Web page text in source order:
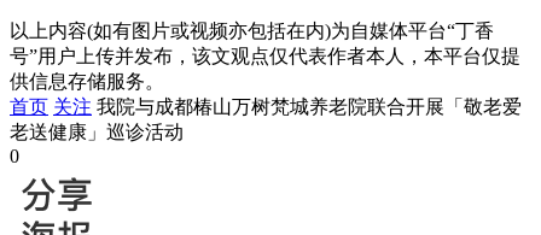
以上内容(如有图片或视频亦包括在内)为自媒体平台“丁香
号”用户上传并发布，该文观点仅代表作者本人，本平台仅提
供信息存储服务。
首页 关注 我院与成都椿山万树梵城养老院联合开展「敬老爱
老送健康」巡诊活动
0